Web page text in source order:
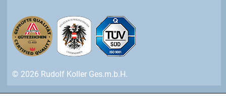
© 2026 Rudolf Koller Ges.m.b.H.